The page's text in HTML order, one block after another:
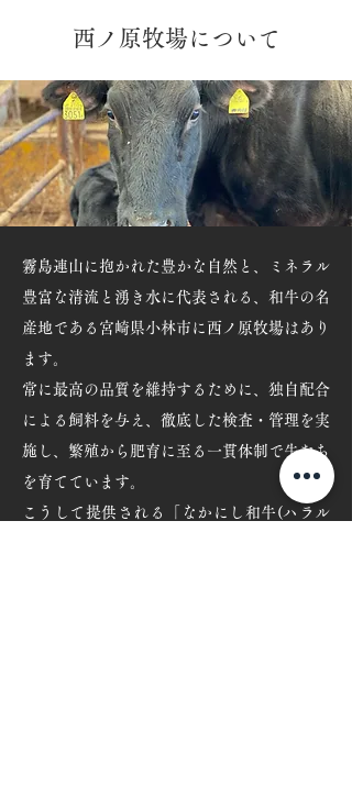
西ノ原牧場について
霧島連山に抱かれた豊かな自然と、ミネラル
豊富な清流と湧き水に代表される、和牛の名
産地である宮崎県小林市に西ノ原牧場はあり
ます。
常に最高の品質を維持するために、独自配合
による飼料を与え、徹底した検査・管理を実
施し、繁殖から肥育に至る一貫体制で牛たち
を育てています。
こうして提供される「なかにし和牛(ハラル